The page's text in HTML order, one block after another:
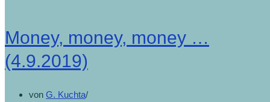
Money, money, money …
(4.9.2019)
von G. Kuchta